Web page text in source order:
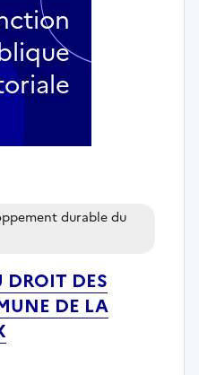
DROIT DES
DE LA
durable du